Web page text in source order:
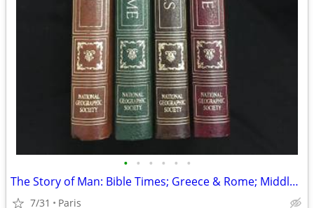
• • • • • •
The Story of Man: Bible Times; Greece & Rome; Middle Ages; Renaissance
7/31 Paris